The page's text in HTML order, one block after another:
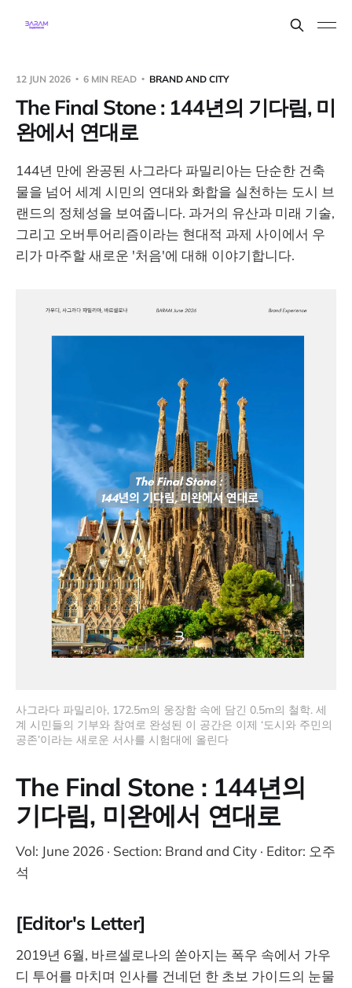
12 JUN 2026 6 MIN READ BRAND AND CITY
The Final Stone : 144년의 기다림, 미
완에서 연대로
144년 만에 완공된 사그라다 파밀리아는 단순한 건축
물을 넘어 세계 시민의 연대와 화합을 실천하는 도시 브
랜드의 정체성을 보여줍니다. 과거의 유산과 미래 기술,
그리고 오버투어리즘이라는 현대적 과제 사이에서 우
리가 마주할 새로운 '처음'에 대해 이야기합니다.
사그라다 파밀리아, 172.5m의 웅장함 속에 담긴 0.5m의 철학. 세
계 시민들의 기부와 참여로 완성된 이 공간은 이제 ‘도시와 주민의
공존’이라는 새로운 서사를 시험대에 올린다
The Final Stone : 144년의
기다림, 미완에서 연대로
Vol: June 2026 · Section: Brand and City · Editor: 오주
석
[Editor's Letter]
2019년 6월, 바르셀로나의 쏟아지는 폭우 속에서 가우
디 투어를 마치며 인사를 건네던 한 초보 가이드의 눈물